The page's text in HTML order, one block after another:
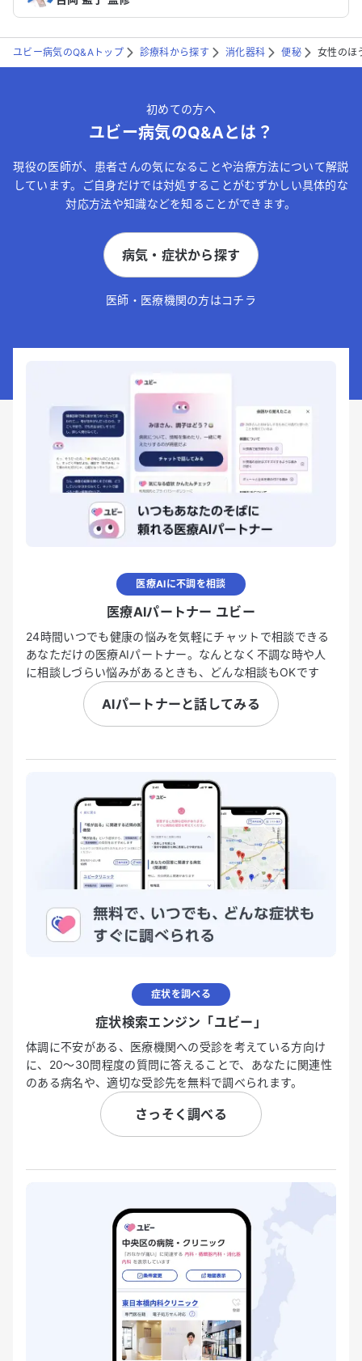
ユビー病気のQ&Aトップ 診療科から探す 消化器科 便秘 女性のほ
初めての方へ
ユビー病気のQ&Aとは？
現役の医師が、患者さんの気になることや治療方法について解説
しています。ご自身だけでは対処することがむずかしい具体的な
対応方法や知識などを知ることができます。
病気・症状から探す
医師・医療機関の方はコチラ
医療AIに不調を相談
医療AIパートナー ユビー
24時間いつでも健康の悩みを気軽にチャットで相談できる
あなただけの医療AIパートナー。なんとなく不調な時や人
に相談しづらい悩みがあるときも、どんな相談もOKです
AIパートナーと話してみる
症状を調べる
症状検索エンジン「ユビー」
体調に不安がある、医療機関への受診を考えている方向け
に、20〜30問程度の質問に答えることで、あなたに関連性
のある病名や、適切な受診先を無料で調べられます。
さっそく調べる